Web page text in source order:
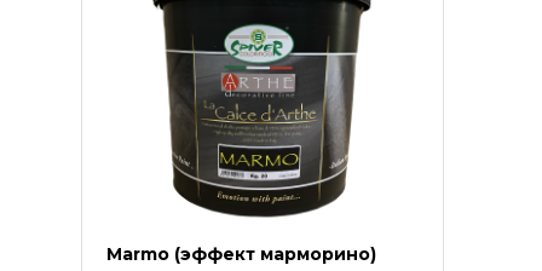
Marmo (эффект марморино)